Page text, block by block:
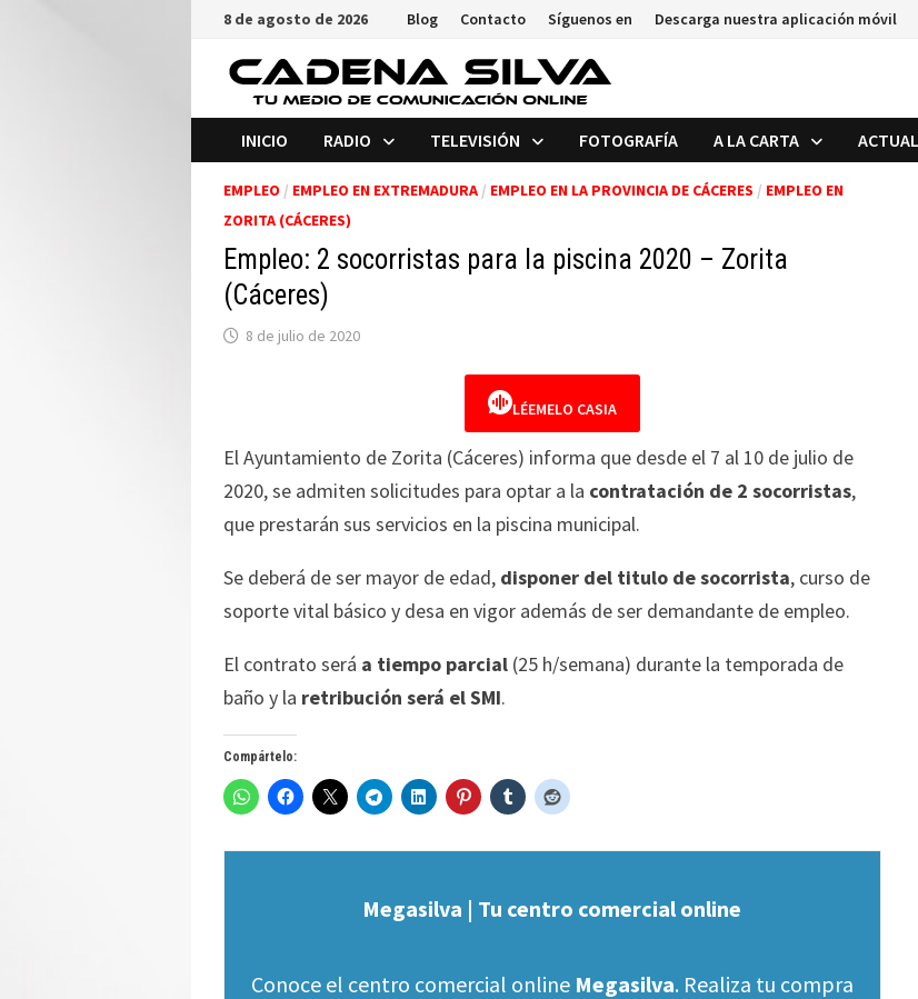
Saltar
contenido
8 de agosto de 2026 Blog Contacto Síguenos en Descarga nuestra aplicación móvil
INICIO RADIO TELEVISIÓN FOTOGRAFÍA A LA CARTA
EMPLEO / EMPLEO EN EXTREMADURA/ EMPLEO EN LA PROVINCIA DE CÁCERES / EMPLEO EN
ZORITA (CÁCERES)
Empleo: 2 socorristas para la piscina 2020 – Zorita
(Cáceres)
8 de julio de 2020
LÉEMELO CASIA
El Ayuntamiento de Zorita (Cáceres) informa que desde el 7 al 10 de julio de
2020, se admiten solicitudes para optar a la contratación de 2 socorristas,
que prestarán sus servicios en la piscina municipal.
Se deberá de ser mayor de edad, disponer del titulo de socorrista, curso de
soporte vital básico y desa en vigor además de ser demandante de empleo.
El contrato será a tiempo parcial(25 h/semana) durante la temporada de
baño y la retribución será el SMI.
Compártelo:
Megasilva | Tu centro comercial online
Conoce el centro comercial online Megasilva. Realiza tu compra